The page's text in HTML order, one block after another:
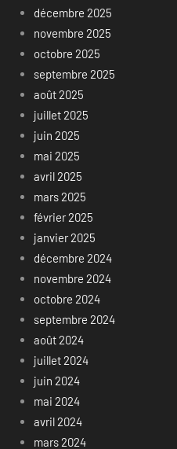
décembre 2025
novembre 2025
octobre 2025
septembre 2025
août 2025
juillet 2025
juin 2025
mai 2025
avril 2025
mars 2025
février 2025
janvier 2025
décembre 2024
novembre 2024
octobre 2024
septembre 2024
août 2024
juillet 2024
juin 2024
mai 2024
avril 2024
mars 2024